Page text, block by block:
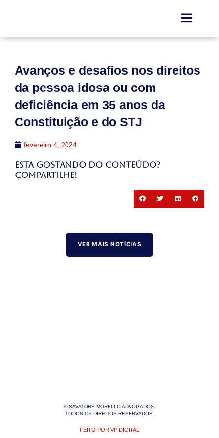
Avanços e desafios nos direitos
da pessoa idosa ou com
deficiência em 35 anos da
Constituição e do STJ
fevereiro 4, 2024
Esta gostando do conteúdo?
Compartilhe!
VER MAIS NOTÍCIAS
© SAVATORE MORELLO ADVOGADOS.
TODOS OS DIREITOS RESERVADOS.
FEITO POR VP DIGITAL